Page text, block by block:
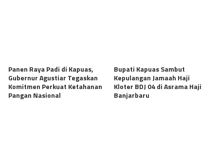
Panen Raya Padi di Kapuas,
Gubernur Agustiar Tegaskan
Komitmen Perkuat Ketahanan
Pangan Nasional
Bupati Kapuas Sambut
Kepulangan Jamaah Haji
Kloter BDJ 04 di Asrama Haji
Banjarbaru